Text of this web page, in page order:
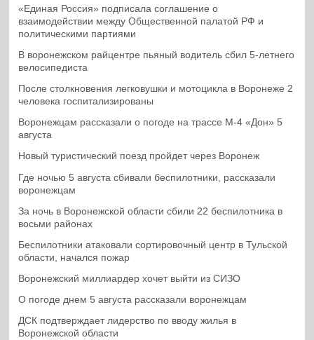
«Единая Россия» подписала соглашение о
взаимодействии между Общественной палатой РФ и
политическими партиями
В воронежском райцентре пьяный водитель сбил 5-летнего
велосипедиста
После столкновения легковушки и мотоцикла в Воронеже 2
человека госпитализированы
Воронежцам рассказали о погоде на трассе М-4 «Дон» 5
августа
Новый туристический поезд пройдет через Воронеж
Где ночью 5 августа сбивали беспилотники, рассказали
воронежцам
За ночь в Воронежской области сбили 22 беспилотника в
восьми районах
Беспилотники атаковали сортировочный центр в Тульской
области, начался пожар
Воронежский миллиардер хочет выйти из СИЗО
О погоде днем 5 августа рассказали воронежцам
ДСК подтверждает лидерство по вводу жилья в
Воронежской области